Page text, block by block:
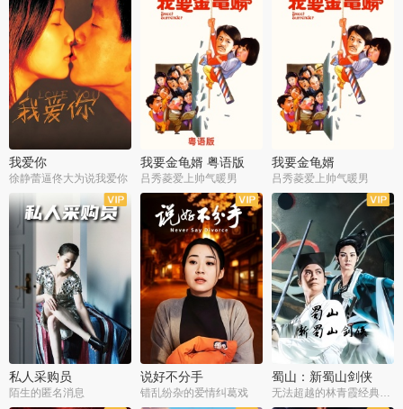
我爱你
徐静蕾逼佟大为说我爱你
我要金龟婿 粤语版
吕秀菱爱上帅气暖男
我要金龟婿
吕秀菱爱上帅气暖男
私人采购员
陌生的匿名消息
说好不分手
错乱纷杂的爱情纠葛戏
蜀山：新蜀山剑侠
无法超越的林青霞经典角色